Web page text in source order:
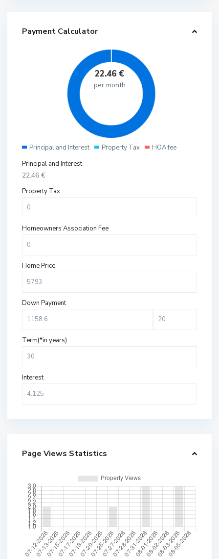
Payment Calculator
22.46 €
per month
Principal and Interest Property Tax
HOA fee
Principal and Interest
22.46 €
Property Tax
Homeowners Association Fee
Home Price
Down Payment
Term(*in years)
Interest
Page Views Statistics